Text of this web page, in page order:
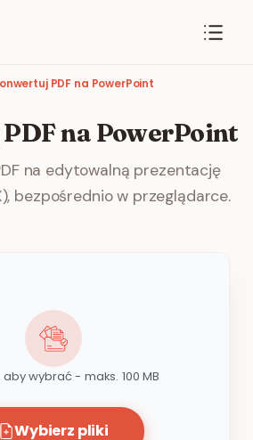
PDF na PowerPoint
na PowerPoint
na edytowalną prezentację
bezpośrednio w przeglądarce.
aby wybrać - maks. 100 MB
Wybierz pliki